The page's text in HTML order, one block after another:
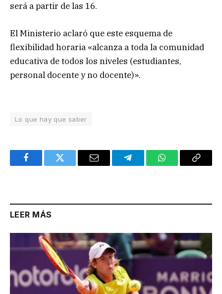
será a partir de las 16.
El Ministerio aclaró que este esquema de
flexibilidad horaria «alcanza a toda la comunidad
educativa de todos los niveles (estudiantes,
personal docente y no docente)».
Lo que hay que saber
FacebookTwitter Email TelegramWhatsAppCopy
LEER MÁS